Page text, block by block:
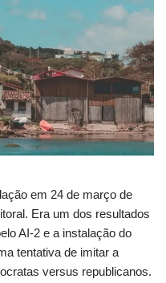
em 24 de março de
Era um dos resultados
AI-2 e a instalação do
tentativa de imitar a
versus republicanos.